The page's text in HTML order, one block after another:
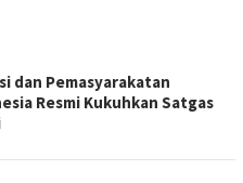
dan Pemasyarakatan
Resmi Kukuhkan Satgas